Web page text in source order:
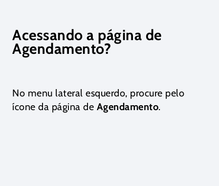
Acessando a página de
Agendamento?
No menu lateral esquerdo, procure pelo
ícone da página de Agendamento.